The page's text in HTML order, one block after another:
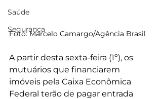
Saúde
Segurança
Foto: Marcelo Camargo/Agência Brasil
A partir desta sexta-feira (1º), os
mutuários que financiarem
imóveis pela Caixa Econômica
Federal terão de pagar entrada